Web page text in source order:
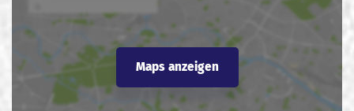
Maps anzeigen